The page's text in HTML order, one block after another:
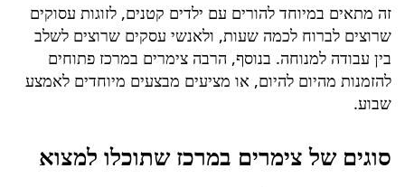
זה מתאים במיוחד להורים עם ילדים קטנים, לזוגות עסוקים
שרוצים לברוח לכמה שעות, ולאנשי עסקים שרוצים לשלב
בין עבודה למנוחה. בנוסף, הרבה צימרים במרכז פתוחים
להזמנות מהיום להיום, או מציעים מבצעים מיוחדים לאמצע
שבוע.
סוגים של צימרים במרכז שתוכלו למצוא